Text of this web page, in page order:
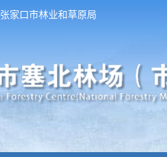
张家口市林业和草原局